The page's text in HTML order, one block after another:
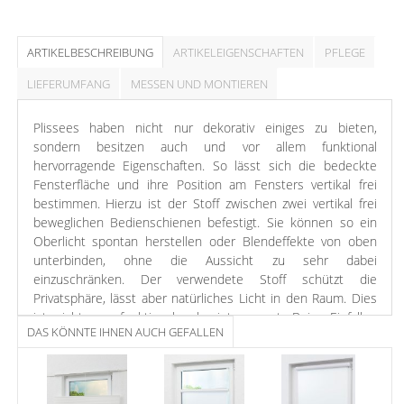
ARTIKELBESCHREIBUNG ARTIKELEIGENSCHAFTEN
PFLEGE
LIEFERUMFANG
MESSEN UND MONTIEREN
Plissees haben nicht nur dekorativ einiges zu bieten,
sondern besitzen auch und vor allem funktional
hervorragende Eigenschaften. So lässt sich die bedeckte
Fensterfläche und ihre Position am Fensters vertikal frei
bestimmen. Hierzu ist der Stoff zwischen zwei vertikal frei
beweglichen Bedienschienen befestigt. Sie können so ein
Oberlicht spontan herstellen oder Blendeffekte von oben
unterbinden, ohne die Aussicht zu sehr dabei
einzuschränken. Der verwendete Stoff schützt die
Privatsphäre, lässt aber natürliches Licht in den Raum. Dies
ist nicht nur funktional sehr interessant. Beim Einfallen
nimmt das Licht die Farbe des Stoffes an und verbreitet sich
atmosphärisch im Raum. Die flexible Bedienung ermöglicht
ein stufenloses Bestimmen des Mischverhältnisses von
gefärbtem und natürlichem Licht. Sie können zusätzlich
DAS KÖNNTE IHNEN AUCH GEFALLEN